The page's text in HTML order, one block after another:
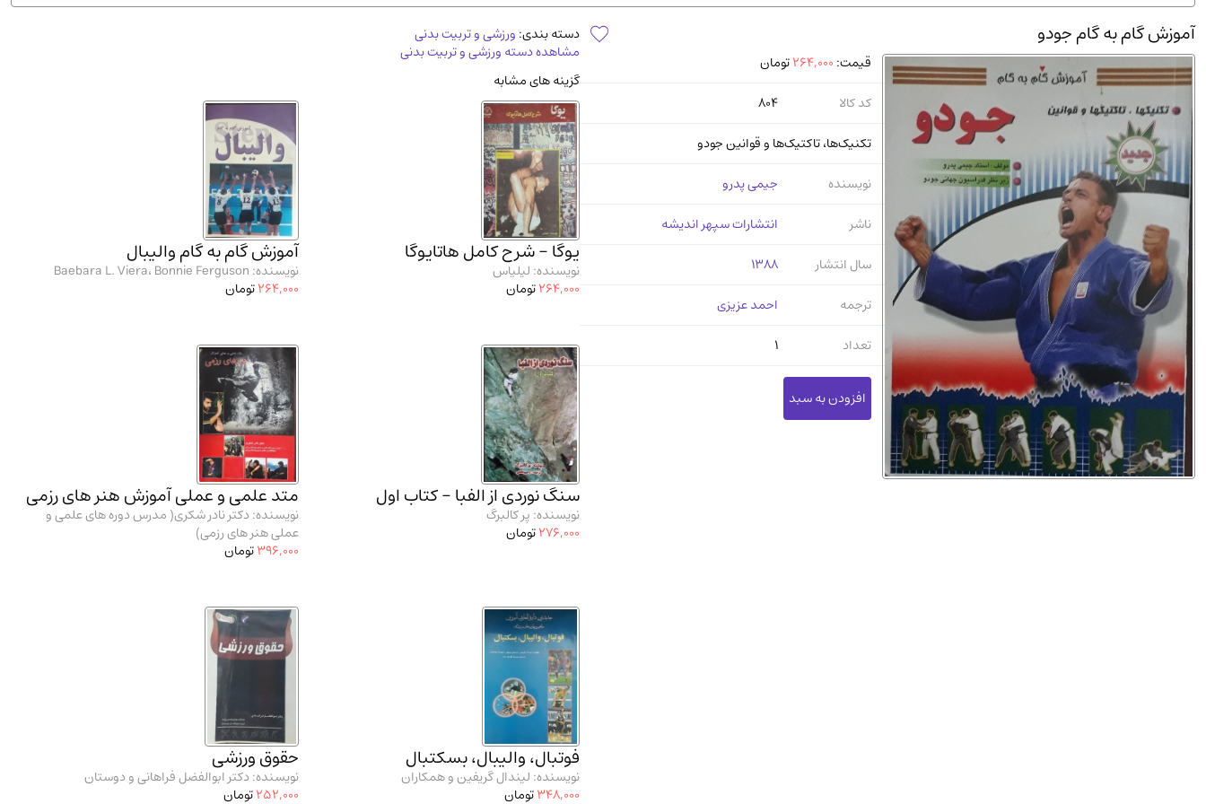
دانشگاه پیامـ نور
آموزش گام به گام جودو
قیمت: 264,000تومان
کد کالا
804
تکنیک‌ها، تاکتیک‌ها و قوانین جودو
نویسنده
جیمی پدرو
ناشر
انتشارات سپهر اندیشه
سال انتشار
1388
ترجمه
احمد عزیزی
تعداد
1
دسته بندی: ورزشی و تربیت بدنی
مشاهده دسته ورزشی و تربیت بدنی
گزینه های مشابه
یوگا - شرح کامل هاتایوگا
نویسنده: لیلیاس
264,000تومان
آموزش گام به گام والیبال
نویسنده: Baebara L. Viera، Bonnie Ferguson
264,000تومان
سنگ نوردی از الفبا - کتاب اول
نویسنده: پر کالبرگ
276,000تومان
متد علمی و عملی آموزش هنر های رزمی
نویسنده: دکتر نادر شکری( مدرس دوره‌ های علمی و
عملی هنر های رزمی)
396,000تومان
فوتبال، والیبال، بسکتبال
نویسنده: لیندال گریفین و همکاران
348,000تومان
حقوق ورزشی
نویسنده: دکتر ابوالفضل فراهانی و دوستان
252,000تومان